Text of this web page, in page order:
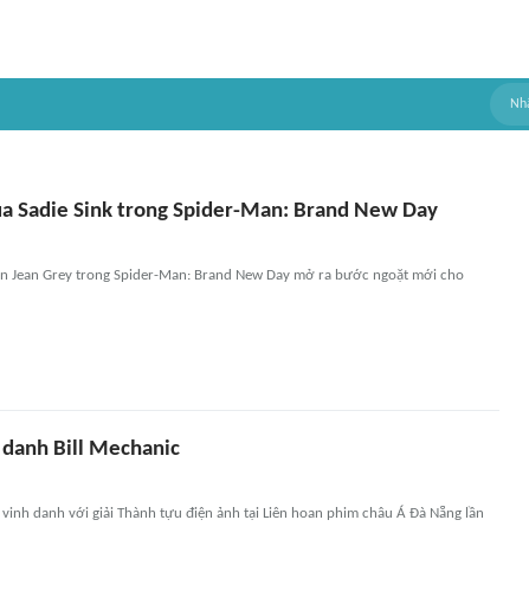
Sadie Sink trong Spider-Man: Brand New Day
Jean Grey trong Spider-Man: Brand New Day mở ra bước ngoặt mới cho
danh Bill Mechanic
danh với giải Thành tựu điện ảnh tại Liên hoan phim châu Á Đà Nẵng lần